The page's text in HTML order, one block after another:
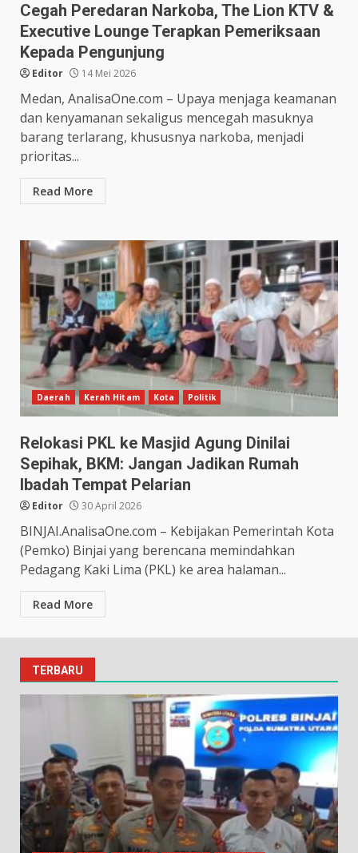
Cegah Peredaran Narkoba, The Lion KTV &
Executive Lounge Terapkan Pemeriksaan
Kepada Pengunjung
Editor 14 Mei 2026
Medan, AnalisaOne.com – Upaya menjaga keamanan
dan kenyamanan sekaligus mencegah masuknya
barang terlarang, khususnya narkoba, menjadi
prioritas...
Read More
Daerah Kerah Hitam Kota Politik
Relokasi PKL ke Masjid Agung Dinilai
Sepihak, BKM: Jangan Jadikan Rumah
Ibadah Tempat Pelarian
Editor 30 April 2026
BINJAI.AnalisaOne.com – Kebijakan Pemerintah Kota
(Pemko) Binjai yang berencana memindahkan
Pedagang Kaki Lima (PKL) ke area halaman...
Read More
TERBARU